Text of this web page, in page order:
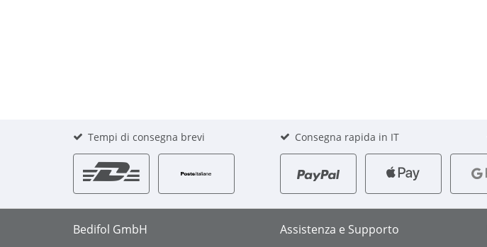
Tempi di consegna brevi Consegna rapida in IT
Bedifol GmbH Assistenza e Supporto